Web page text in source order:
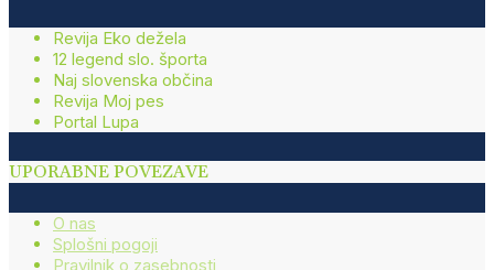
Revija Eko dežela
12 legend slo. športa
Naj slovenska občina
Revija Moj pes
Portal Lupa
UPORABNE POVEZAVE
O nas
Splošni pogoji
Pravilnik o zasebnosti